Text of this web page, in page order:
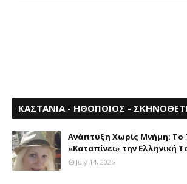
ΚΑΣΤΑΝΙΑ - ΗΘΟΠΟΙΟΣ -
Aνάπτυξη Xωρίς Mνήμη: Το
«Καταπίνει» την Ελληνική
July 14, 2026